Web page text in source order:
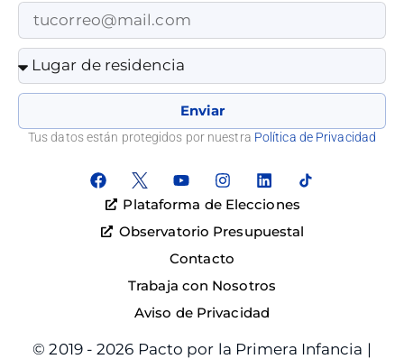
Enviar
Tus datos están protegidos por nuestra Política de Privacidad
Plataforma de Elecciones
Observatorio Presupuestal
Contacto
Trabaja con Nosotros
Aviso de Privacidad
© 2019 - 2026 Pacto por la Primera Infancia |